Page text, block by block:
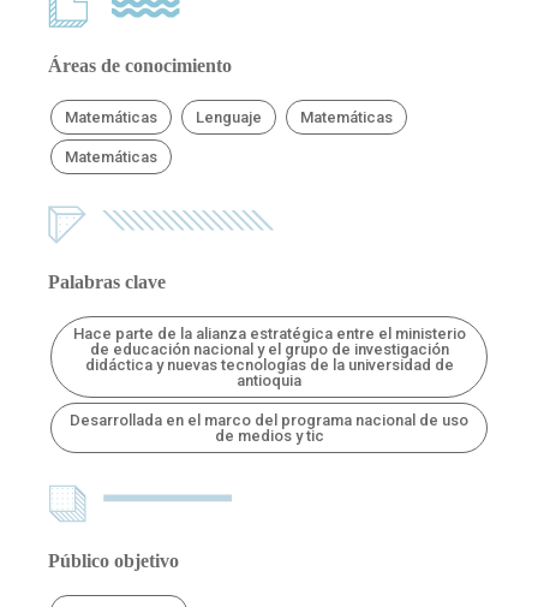
Áreas de conocimiento
Matemáticas Lenguaje Matemáticas
Matemáticas
Palabras clave
Hace parte de la alianza estratégica entre el ministerio
de educación nacional y el grupo de investigación
didáctica y nuevas tecnologías de la universidad de
antioquia
Desarrollada en el marco del programa nacional de uso
de medios y tic
Público objetivo